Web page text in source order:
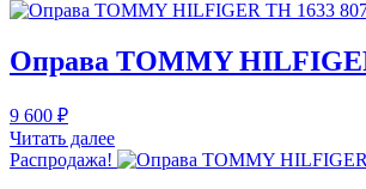
Оправа TOMMY
9 600 ₽
Читать далее
Распродажа!